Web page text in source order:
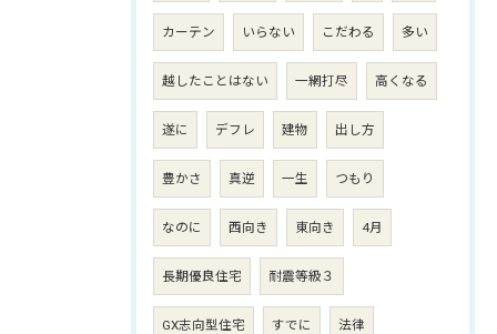
カーテン いらない こだわる 多い
越したことはない 一網打尽 高くなる
遂に デフレ 建物 出し方
豊かさ 真逆 一生 つもり
なのに 西向き 東向き 4月
長期優良住宅 耐震等級３
GX志向型住宅 すでに 法律